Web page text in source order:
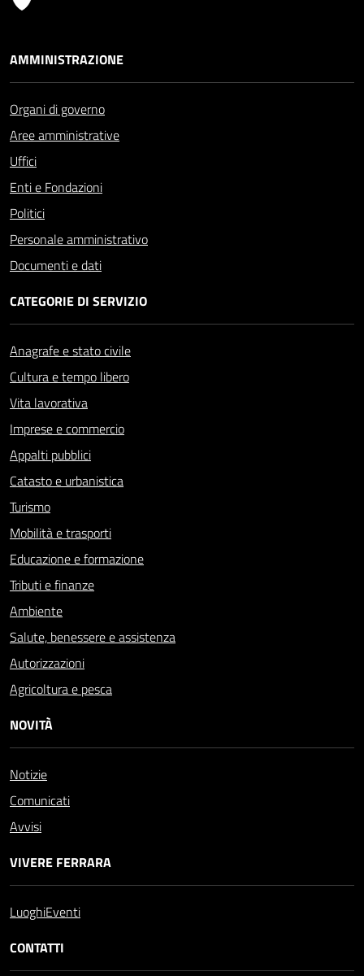
AMMINISTRAZIONE
Organi di governo
Aree amministrative
Uffici
Enti e Fondazioni
Politici
Personale amministrativo
Documenti e dati
CATEGORIE DI SERVIZIO
Anagrafe e stato civile
Cultura e tempo libero
Vita lavorativa
Imprese e commercio
Appalti pubblici
Catasto e urbanistica
Turismo
Mobilità e trasporti
Educazione e formazione
Tributi e finanze
Ambiente
Salute, benessere e assistenza
Autorizzazioni
Agricoltura e pesca
NOVITÀ
Notizie
Comunicati
Avvisi
VIVERE FERRARA
LuoghiEventi
CONTATTI